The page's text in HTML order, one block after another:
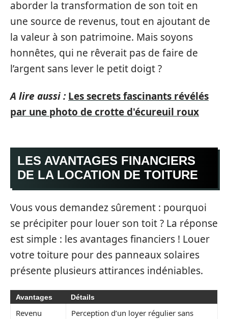
aborder la transformation de son toit en
une source de revenus, tout en ajoutant de
la valeur à son patrimoine. Mais soyons
honnêtes, qui ne rêverait pas de faire de
l’argent sans lever le petit doigt ?
A lire aussi : Les secrets fascinants révélés
par une photo de crotte d'écureuil roux
LES AVANTAGES FINANCIERS
DE LA LOCATION DE TOITURE
Vous vous demandez sûrement : pourquoi
se précipiter pour louer son toit ? La réponse
est simple : les avantages financiers ! Louer
votre toiture pour des panneaux solaires
présente plusieurs attirances indéniables.
Avantages Détails
Revenu
Perception d’un loyer régulier sans